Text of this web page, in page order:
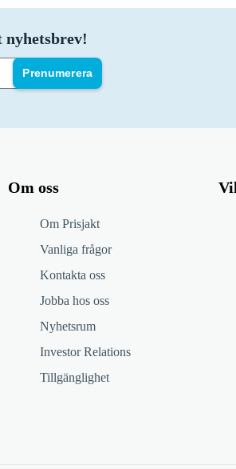
nyhetsbrev!
Prenumerera
Om oss
Om Prisjakt
Vanliga frågor
Kontakta oss
Jobba hos oss
Nyhetsrum
Investor Relations
Tillgänglighet